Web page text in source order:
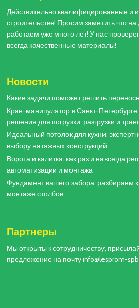
Действительно квалифицированные и
строительстве! Просим заметить что
работаем уже много лет! У нас
всегда качественные материалы!
Новости
Какие задачи поможет решить
Кран-манипулятор в Санкт-
решения для погрузки, разгрузки и
Идеальный потолок для кухни:
выбору натяжных конструкций
Ворота и калитка: как раз и навсегда
автоматизации и монтажа
Фундамент вашего забора: разбираем
монтаже столбов
Партнеры
Мы открыты к сотрудничеству,
предложение на почту info@lesprom-